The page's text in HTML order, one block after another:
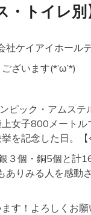
トイレ別
ケイアイホール
ざいます(*’ω’*)
ピック・アムステ
女子800メート
を記念した日。【
３個・銅5個と計
りみる人を感動
す！よろしくお願